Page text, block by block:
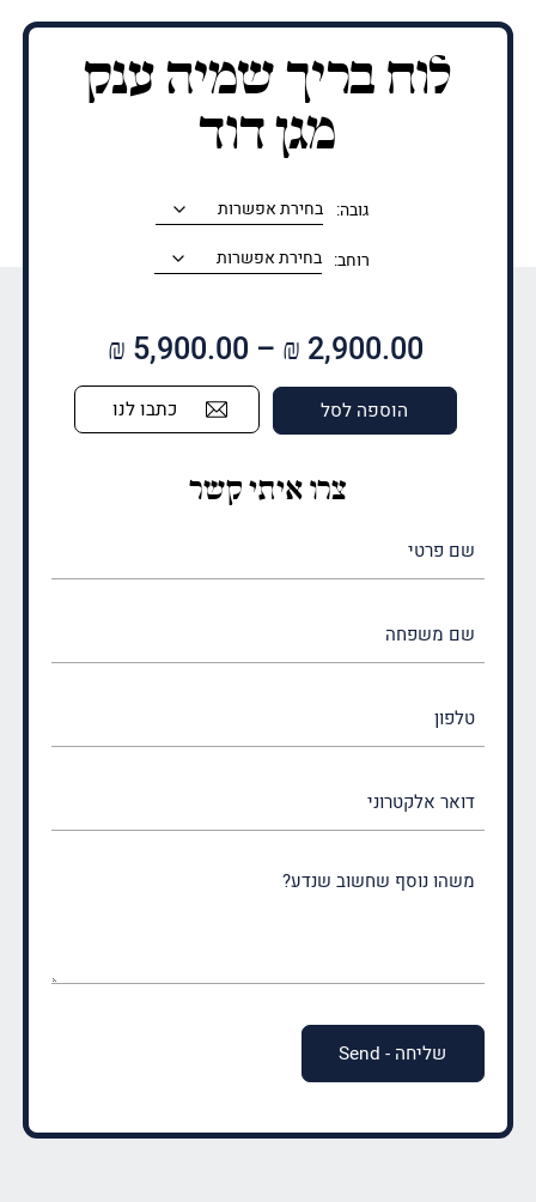
לוח בריך שמיה ענק
מגן דוד
גובה:
רוחב:
₪ 2,900.00
–
₪ 5,900.00
מחירים:
הוספה לסל כתבו לנו
צרו איתי קשר
(חובה)
(חובה)